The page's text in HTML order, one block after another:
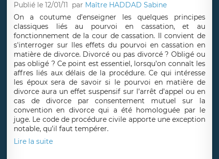
Publié le 12/01/11 par Maître HADDAD Sabine
On a coutume d’enseigner les quelques principes
classiques liés au pourvoi en cassation, et au
fonctionnement de la cour de cassation. Il convient de
s'interroger sur lles effets du pourvoi en cassation en
matière de divorce. Divorcé ou pas divorcé ? Obligé ou
pas obligé ? Ce point est essentiel, lorsqu’on connaît les
affres liés aux délais de la procédure. Ce qui intéresse
les époux sera de savoir si le pourvoi en matière de
divorce aura un effet suspensif sur l’arrêt d’appel ou en
cas de divorce par consentement mutuel sur la
convention en divorce qui a été homologuée par le
juge. Le code de procédure civile apporte une exception
notable, qu’il faut tempérer.
Lire la suite